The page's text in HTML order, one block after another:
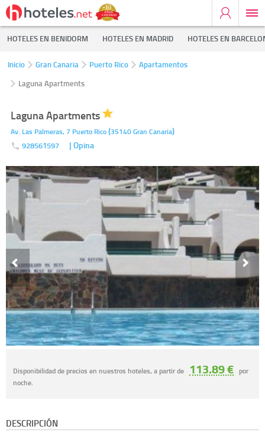
HOTELES EN BENIDORM HOTELES EN MADRID HOTELES EN
Inicio Gran Canaria Puerto Rico
Apartamentos
Laguna Apartments
Laguna Apartments
Av. Las Palmeras, 7 Puerto Rico(35140Gran Canaria)
928561597 | Opina
Disponibilidad de precios en nuestros hoteles, a partir de 113.89 € por
noche.
DESCRIPCIÓN